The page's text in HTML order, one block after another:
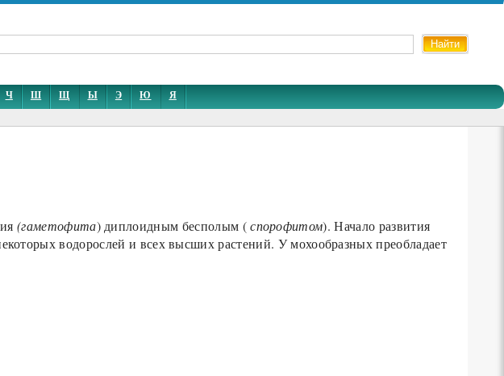
Ч Ш Щ Ы Э Ю Я
(гаметофита) диплоидным бесполым (спорофитом). Начало развития
водорослей и всех высших растений. У мохообразных преобладает